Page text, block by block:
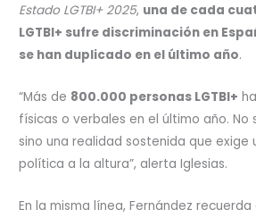
Estado LGTBI+ 2025, una de cada
LGTBI+ sufre discriminación en
se han duplicado en el último año.
“Más de 800.000 personas LGTBI+
físicas o verbales en el último año. No
sino una realidad sostenida que exige
política a la altura”, alerta Iglesias.
En la misma línea, Fernández